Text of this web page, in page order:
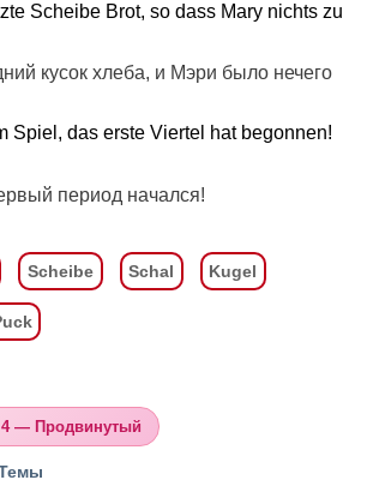
Scheibe Brot, so dass Mary nichts zu
кусок хлеба, и Мэри было нечего
Spiel, das erste Viertel hat begonnen!
период начался!
Scheibe Schal Kugel
— Продвинутый